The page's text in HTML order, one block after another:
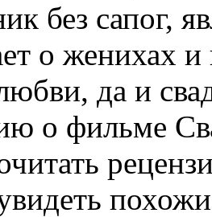
без сапог,
о женихах
да и
о фильме